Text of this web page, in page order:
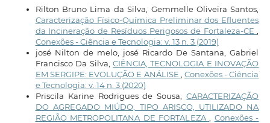
Rilton Bruno Lima da Silva, Gemmelle Oliveira Santos,
Caracterização Físico-Química Preliminar dos Efluentes
da Incineração de Resíduos Perigosos de Fortaleza-CE
Conexões - Ciência e Tecnologia: v. 13 n. 3 (2019)
josé Nilton de melo, josé Ricardo De Santana, Gabriel
Francisco Da Silva, CIÊNCIA, TECNOLOGIA E INOVAÇÃO
EM SERGIPE: EVOLUÇÃO E ANÁLISE
Conexões - Ciência
e Tecnologia: v. 14 n. 3 (2020)
Priscila Karine Rodrigues de Sousa,CARACTERIZAÇÃO
DO AGREGADO MIÚDO, TIPO ARISCO, UTILIZADO NA
REGIÃO METROPOLITANA DE FORTALEZA
Conexões -